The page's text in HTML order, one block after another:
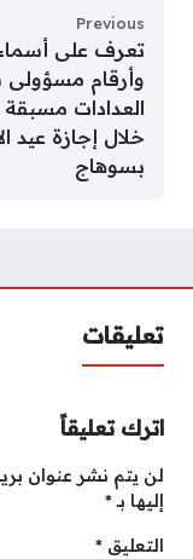
Previous
تعرف على
وأرقام
العدادات مسبقة
خلال إجازة عيد
بسوهاج
تعليقات
اترك تعليقاً
لن يتم نشر عنوان
إليها بـ*
التعليق *